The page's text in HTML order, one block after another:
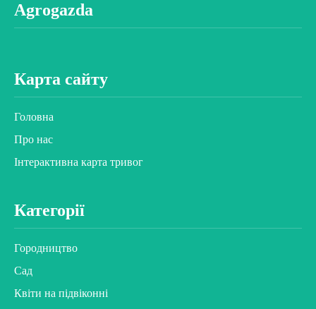
Agrogazda
Карта сайту
Головна
Про нас
Інтерактивна карта тривог
Категорії
Городництво
Сад
Квіти на підвіконні